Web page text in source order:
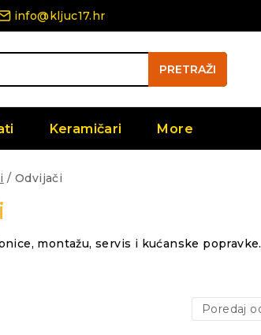
info@kljuc17.hr
PRETRAŽI
Keramičari More
/ Odvijači
montažu, servis i kućanske popravke.